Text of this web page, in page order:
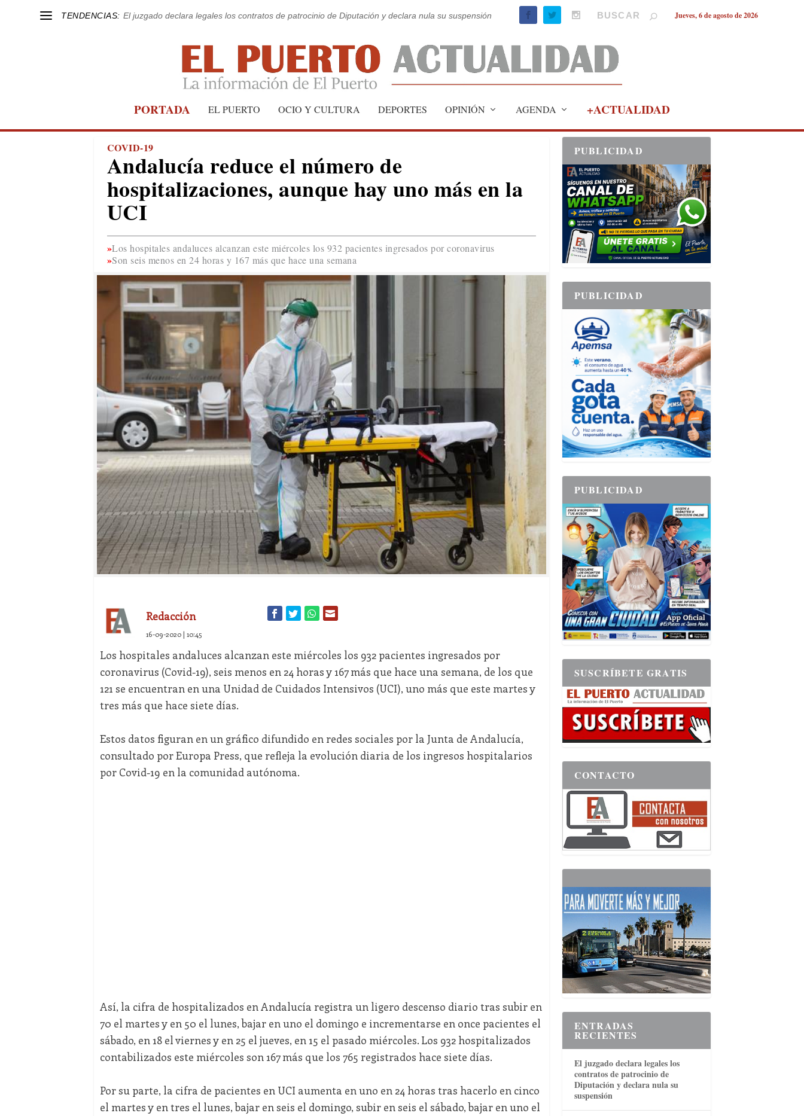
TENDENCIAS: El juzgado declara legales los contratos de patrocinio de Diputación y declara nula su suspensión Jueves, 6 de agosto de 2026
PORTADA EL PUERTO OCIO Y CULTURA DEPORTES OPINIÓN AGENDA +ACTUALIDAD
COVID-19
Andalucía reduce el número de
hospitalizaciones, aunque hay uno más en la
UCI
Los hospitales andaluces alcanzan este miércoles los 932 pacientes ingresados por coronavirus
Son seis menos en 24 horas y 167 más que hace una semana
Redacción
16-09-2020 | 10:45
Los hospitales andaluces alcanzan este miércoles los 932 pacientes ingresados por
coronavirus (Covid-19), seis menos en 24 horas y 167 más que hace una semana, de los que
121 se encuentran en una Unidad de Cuidados Intensivos (UCI), uno más que este martes y
tres más que hace siete días.
Estos datos figuran en un gráfico difundido en redes sociales por la Junta de Andalucía,
consultado por Europa Press, que refleja la evolución diaria de los ingresos hospitalarios
por Covid-19 en la comunidad autónoma.
Así, la cifra de hospitalizados en Andalucía registra un ligero descenso diario tras subir en
70 el martes y en 50 el lunes, bajar en uno el domingo e incrementarse en once pacientes el
sábado, en 18 el viernes y en 25 el jueves, en 15 el pasado miércoles. Los 932 hospitalizados
contabilizados este miércoles son 167 más que los 765 registrados hace siete días.
Por su parte, la cifra de pacientes en UCI aumenta en uno en 24 horas tras hacerlo en cinco
el martes y en tres el lunes, bajar en seis el domingo, subir en seis el sábado, bajar en uno el
PUBLICIDAD
PUBLICIDAD
PUBLICIDAD
SUSCRÍBETE GRATIS
CONTACTO
ENTRADAS
RECIENTES
El juzgado declara legales los
contratos de patrocinio de
Diputación y declara nula su
suspensión